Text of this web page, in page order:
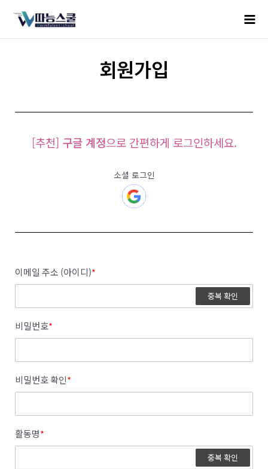
회원가입
[추천] 구글 계정으로 간편하게 로그인하세요.
소셜 로그인
이메일 주소 (아이디)*
중복 확인
비밀번호*
비밀번호 확인*
활동명*
중복 확인